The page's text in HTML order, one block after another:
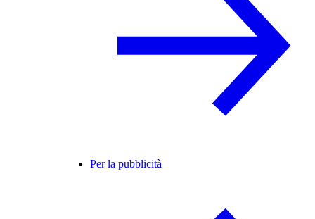
Per la pubblicità